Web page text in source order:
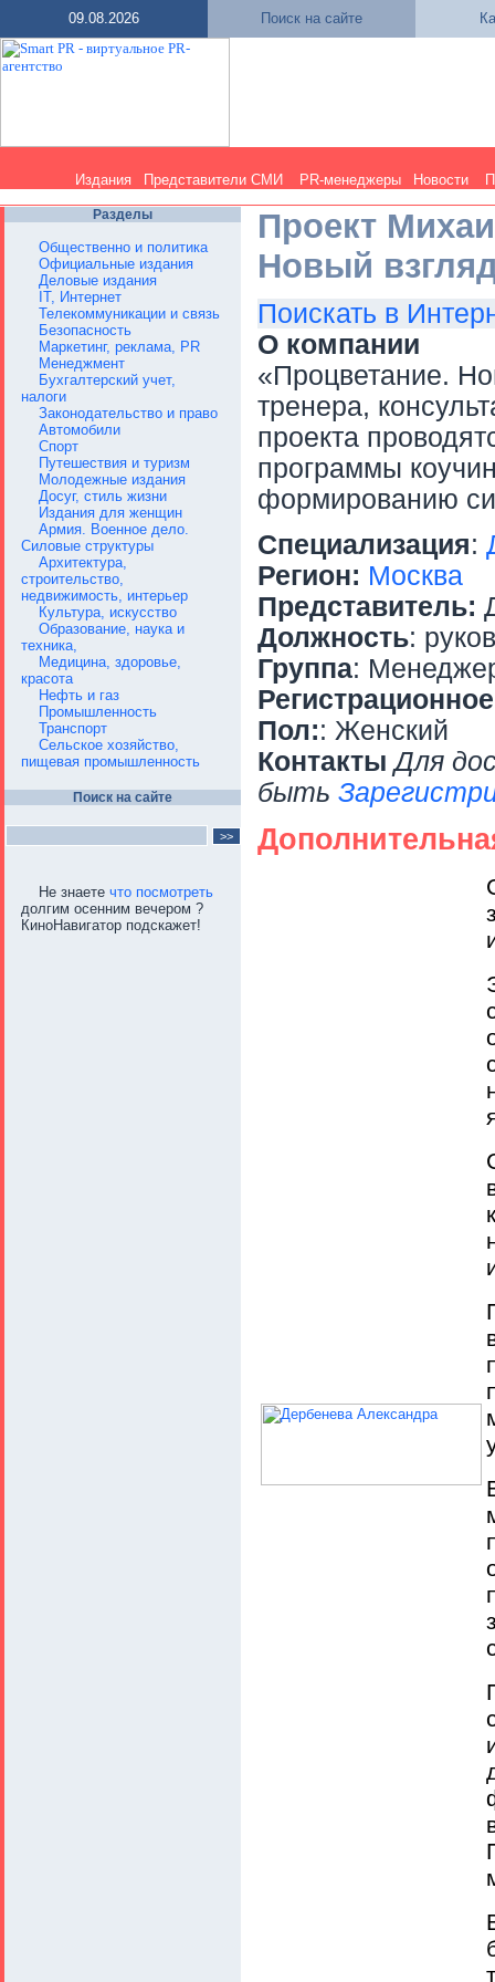
09.08.2026 Поиск на сайте
Издания Представители СМИ PR-менеджеры Новости
Разделы
Общественно и политика
Официальные издания
Деловые издания
IT, Интернет
Телекоммуникации и связь
Безопасность
Маркетинг, реклама, PR
Менеджмент
Бухгалтерский учет,
налоги
Законодательство и право
Автомобили
Спорт
Путешествия и туризм
Молодежные издания
Досуг, стиль жизни
Издания для женщин
Армия. Военное дело.
Силовые структуры
Архитектура,
строительство,
недвижимость, интерьер
Культура, искусство
Образование, наука и
техника,
Медицина, здоровье,
красота
Нефть и газ
Промышленность
Транспорт
Сельское хозяйство,
пищевая промышленность
Поиск на сайте
Не знаете что посмотреть
долгим осенним вечером ?
КиноНавигатор подскажет!
Проект
Новый
Поискать в
О компании
«Процветание.
тренера,
проекта
программы
формированию
Специализация:
Регион: Москва
Представитель:
Должность:
Группа:
Пол:: Женский
Контакты Для
быть